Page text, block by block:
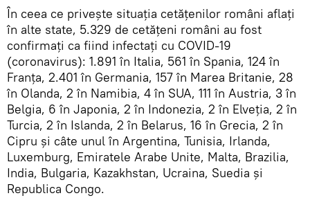
În ceea ce privește situația cetățenilor români aflați
în alte state, 5.329 de cetățeni români au fost
confirmați ca fiind infectați cu COVID-19
(coronavirus): 1.891 în Italia, 561 în Spania, 124 în
Franța, 2.401 în Germania, 157 în Marea Britanie, 28
în Olanda, 2 în Namibia, 4 în SUA, 111 în Austria, 3 în
Belgia, 6 în Japonia, 2 în Indonezia, 2 în Elveția, 2 în
Turcia, 2 în Islanda, 2 în Belarus, 16 în Grecia, 2 în
Cipru și câte unul în Argentina, Tunisia, Irlanda,
Luxemburg, Emiratele Arabe Unite, Malta, Brazilia,
India, Bulgaria, Kazakhstan, Ucraina, Suedia și
Republica Congo.